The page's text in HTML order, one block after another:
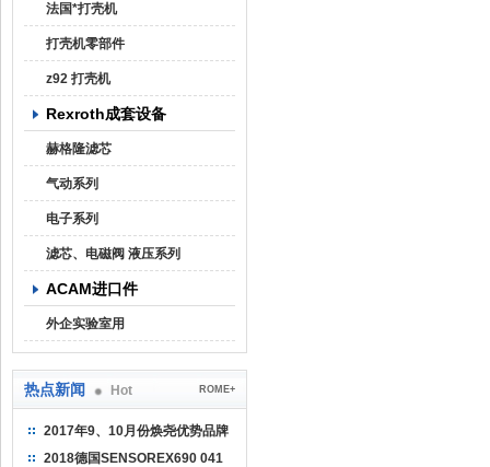
法国*打壳机
打壳机零部件
z92 打壳机
Rexroth成套设备
赫格隆滤芯
气动系列
电子系列
滤芯、电磁阀 液压系列
ACAM进口件
外企实验室用
热点新闻 Hot ROME+
2017年9、10月份焕尧优势品牌
推荐
2018德国SENSOREX690 041